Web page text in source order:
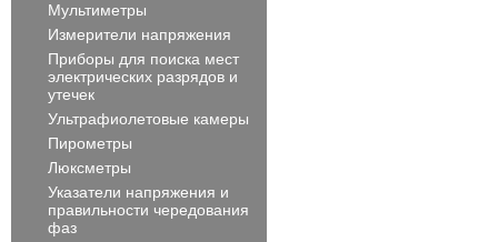
Мультиметры
Измерители напряжения
Приборы для поиска мест
электрических разрядов и
утечек
Ультрафиолетовые камеры
Пирометры
Люксметры
Указатели напряжения и
правильности чередования
фаз